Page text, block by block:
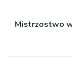
Mistrzostwo